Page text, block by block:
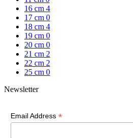
16 cm 4
17 cm 0
18 cm 4
19 cm 0
20 cm 0
21 cm 2
22 cm 2
25 cm 0
Newsletter
Email Address *